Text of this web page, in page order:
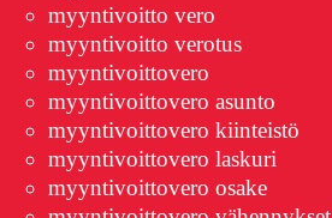
myyntivoitto vero
myyntivoitto verotus
myyntivoittovero
myyntivoittovero asunto
myyntivoittovero kiinteistö
myyntivoittovero laskuri
myyntivoittovero osake